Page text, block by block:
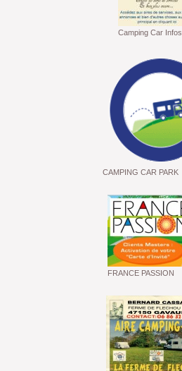
Camping Car Infos
CAMPING CAR PARK
FRANCE PASSION